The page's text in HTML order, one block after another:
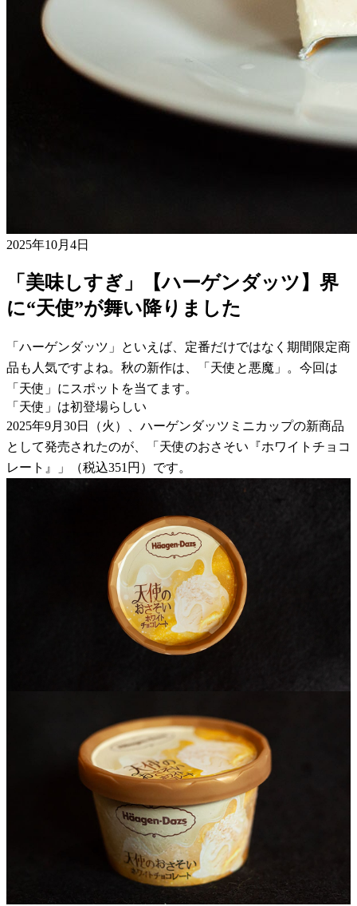
2025年10月4日
「美味しすぎ」【ハーゲンダッツ】界
に“天使”が舞い降りました
「ハーゲンダッツ」といえば、定番だけではなく期間限定商
品も人気ですよね。秋の新作は、「天使と悪魔」。今回は
「天使」にスポットを当てます。
「天使」は初登場らしい
2025年9月30日（火）、ハーゲンダッツミニカップの新商品
として発売されたのが、「天使のおさそい『ホワイトチョコ
レート』」（税込351円）です。